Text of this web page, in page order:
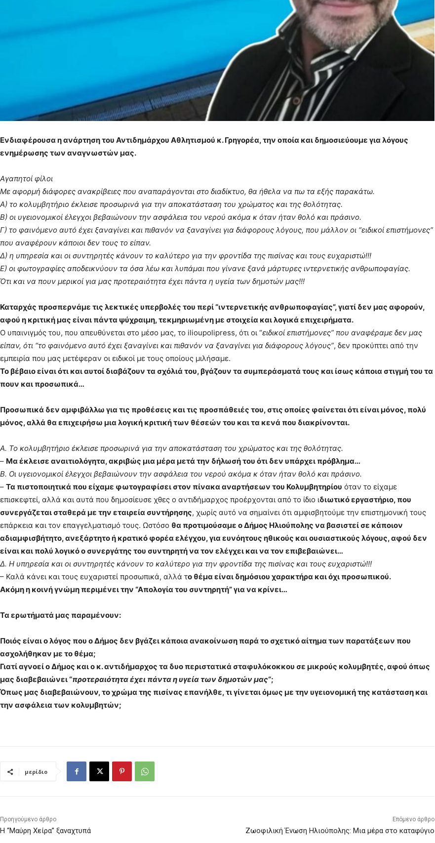
Ενδιαφέρουσα η ανάρτηση του Αντιδημάρχου Αθλητισμού κ. Γρηγορέα, την οποία και δημοσιεύουμε για λόγους
ενημέρωσης των αναγνωστών μας.
Αγαπητοί φίλοι
Με αφορμή διάφορες ανακρίβειες που αναπαράγονται στο διαδίκτυο, θα ήθελα να πω τα εξής παρακάτω.
Α) το κολυμβητήριο έκλεισε προσωρινά για την αποκατάσταση του χρώματος και της θολότητας.
Β) οι υγειονομικοί έλεγχοι βεβαιώνουν την ασφάλεια του νερού ακόμα κ όταν ήταν θολό και πράσινο.
Γ) το φαινόμενο αυτό έχει ξαναγίνει και πιθανόν να ξαναγίνει για διάφορους λόγους, που μάλλον οι “ειδικοί επιστήμονες”
που αναφέρουν κάποιοι δεν τους το είπαν.
Δ) η υπηρεσία και οι συντηρητές κάνουν το καλύτερο για την φροντίδα της πισίνας και τους ευχαριστώ!!!
Ε) οι φωτογραφίες αποδεικνύουν τα όσα λέω και λυπάμαι που γίνανε ξανά μάρτυρες ιντερνετικής ανθρωποφαγίας.
Ότι και να πουν μερικοί για μας προτεραιότητα έχει πάντα η υγεία των δημοτών μας!!!
Καταρχάς προσπερνάμε τις λεκτικές υπερβολές του περί “ιντερνετικής ανθρωποφαγίας”, γιατί δεν μας αφορούν,
αφού η κριτική μας είναι πάντα ψύχραιμη, τεκμηριωμένη με στοιχεία και λογικά επιχειρήματα.
Ο υπαινιγμός του, που απευθύνεται στο μέσο μας, το ilioupolipress, ότι οι “ειδικοί επιστήμονες” που αναφέραμε δεν μας
είπαν, ότι “το φαινόμενο αυτό έχει ξαναγίνει και πιθανόν να ξαναγίνει για διάφορους λόγους”, δεν προκύπτει από την
εμπειρία που μας μετέφεραν οι ειδικοί με τους οποίους μιλήσαμε.
Το βέβαιο είναι ότι και αυτοί διαβάζουν τα σχόλιά του, βγάζουν τα συμπεράσματά τους και ίσως κάποια στιγμή του τα
πουν και προσωπικά…
Προσωπικά δεν αμφιβάλλω για τις προθέσεις και τις προσπάθειές του, στις οποίες φαίνεται ότι είναι μόνος, πολύ
μόνος, αλλά θα επιχειρήσω μια λογική κριτική των θέσεών του και τα κενά που διακρίνονται.
Α. Το κολυμβητήριο έκλεισε προσωρινά για την αποκατάσταση του χρώματος και της θολότητας.
– Μα έκλεισε αναιτιολόγητα, ακριβώς μια μέρα μετά την δήλωσή του ότι δεν υπάρχει πρόβλημα…
Β. Οι υγειονομικοί έλεγχοι βεβαιώνουν την ασφάλεια του νερού ακόμα κ όταν ήταν θολό και πράσινο.
– Τα πιστοποιητικά που είχαμε φωτογραφίσει στον πίνακα αναρτήσεων του Κολυμβητηρίου όταν το είχαμε
επισκεφτεί, αλλά και αυτά που δημοσίευσε χθες ο αντιδήμαρχος προέρχονται από το ίδιο ιδιωτικό εργαστήριο, που
συνεργάζεται σταθερά με την εταιρεία συντήρησης, χωρίς αυτό να σημαίνει ότι αμφισβητούμε την επιστημονική τους
επάρκεια και τον επαγγελματισμό τους. Ωστόσο θα προτιμούσαμε ο Δήμος Ηλιούπολης να βασιστεί σε κάποιον
αδιαμφισβήτητο, ανεξάρτητο ή κρατικό φορέα ελέγχου, για ευνόητους ηθικούς και ουσιαστικούς λόγους, αφού δεν
είναι και πολύ λογικό ο συνεργάτης του συντηρητή να τον ελέγχει και να τον επιβεβαιώνει…
Δ. Η υπηρεσία και οι συντηρητές κάνουν το καλύτερο για την φροντίδα της πισίνας και τους ευχαριστώ!!!
– Καλά κάνει και τους ευχαριστεί προσωπικά, αλλά το θέμα είναι δημόσιου χαρακτήρα και όχι προσωπικού.
Ακόμη η κοινή γνώμη περιμένει την “Απολογία του συντηρητή” για να κρίνει…
Τα ερωτήματά μας παραμένουν:
Ποιός είναι ο λόγος που ο Δήμος δεν βγάζει κάποια ανακοίνωση παρά το σχετικό αίτημα των παρατάξεων που
ασχολήθηκαν με το θέμα;
Γιατί αγνοεί ο Δήμος και ο κ. αντιδήμαρχος τα δυο περιστατικά σταφυλόκοκκου σε μικρούς κολυμβητές, αφού όπως
μας διαβεβαιώνει “προτεραιότητα έχει πάντα η υγεία των δημοτών μας“;
Όπως μας διαβεβαιώνουν, το χρώμα της πισίνας επανήλθε, τι γίνεται όμως με την υγειονομική της κατάσταση και
την ασφάλεια των κολυμβητών;
μερίδιο
Προηγούμενο άρθρο
Η “Μαύρη Χείρα” ξαναχτυπά
Επόμενο άρθρο
Ζωοφιλική Ένωση Ηλιούπολης: Μια μέρα στο καταφύγιο